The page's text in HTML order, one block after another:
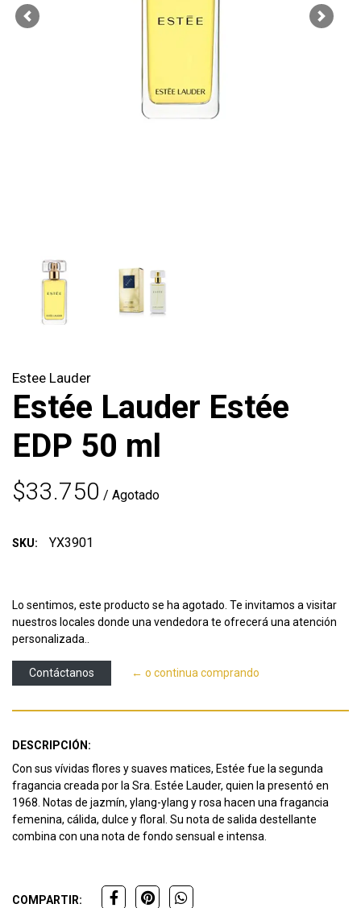
Previous Next
Estee Lauder
Estée Lauder Estée
EDP 50 ml
$33.750 / Agotado
SKU: YX3901
Lo sentimos, este producto se ha agotado. Te invitamos a visitar
nuestros locales donde una vendedora te ofrecerá una atención
personalizada..
Contáctanos ← o continua comprando
DESCRIPCIÓN:
Con sus vívidas flores y suaves matices, Estée fue la segunda
fragancia creada por la Sra. Estée Lauder, quien la presentó en
1968. Notas de jazmín, ylang-ylang y rosa hacen una fragancia
femenina, cálida, dulce y floral. Su nota de salida destellante
combina con una nota de fondo sensual e intensa.
COMPARTIR: